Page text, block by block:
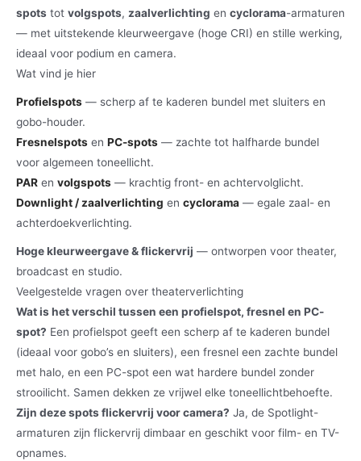
spots tot volgspots, zaalverlichting en cyclorama-armaturen
— met uitstekende kleurweergave (hoge CRI) en stille werking,
ideaal voor podium en camera.
Wat vind je hier
Profielspots — scherp af te kaderen bundel met sluiters en
gobo-houder.
Fresnelspots en PC-spots — zachte tot halfharde bundel
voor algemeen toneellicht.
PAR en volgspots — krachtig front- en achtervolglicht.
Downlight / zaalverlichting en cyclorama — egale zaal- en
achterdoekverlichting.
Hoge kleurweergave & flickervrij — ontworpen voor theater,
broadcast en studio.
Veelgestelde vragen over theaterverlichting
Wat is het verschil tussen een profielspot, fresnel en PC-
spot? Een profielspot geeft een scherp af te kaderen bundel
(ideaal voor gobo’s en sluiters), een fresnel een zachte bundel
met halo, en een PC-spot een wat hardere bundel zonder
strooilicht. Samen dekken ze vrijwel elke toneellichtbehoefte.
Zijn deze spots flickervrij voor camera? Ja, de Spotlight-
armaturen zijn flickervrij dimbaar en geschikt voor film- en TV-
opnames.